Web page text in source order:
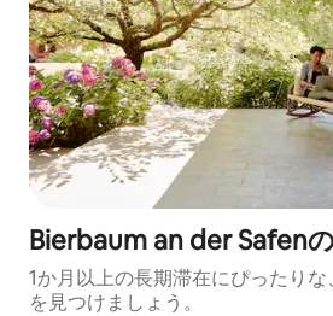
Bierbaum an der Safen
1か月以上の長期滞在にぴったり
を見つけましょう。